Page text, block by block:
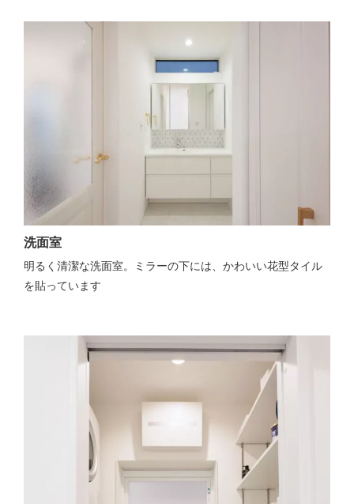
洗面室
明るく清潔な洗面室。ミラーの下には、かわいい花型タイル
を貼っています